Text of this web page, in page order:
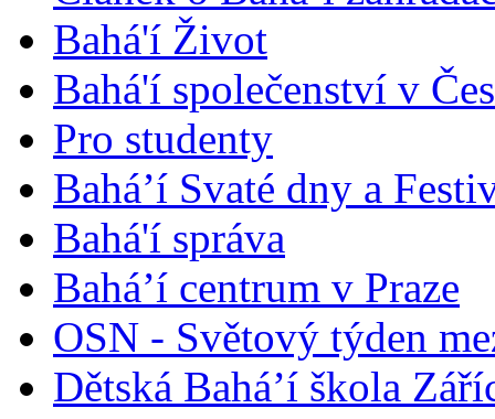
Bahá'í Život
Bahá'í společenství v
Pro studenty
Bahá’í Svaté dny a
Bahá'í správa
Bahá’í centrum v Praze
OSN - Světový týden
Dětská Bahá’í škola